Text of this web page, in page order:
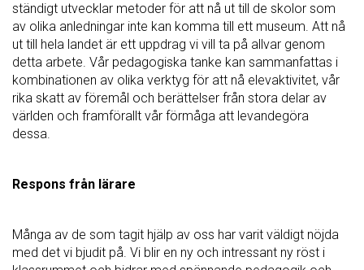
ständigt utvecklar metoder för att nå ut till de skolor som
av olika anledningar inte kan komma till ett museum. Att nå
ut till hela landet är ett uppdrag vi vill ta på allvar genom
detta arbete. Vår pedagogiska tanke kan sammanfattas i
kombinationen av olika verktyg för att nå elevaktivitet, vår
rika skatt av föremål och berättelser från stora delar av
världen och framförallt vår förmåga att levandegöra
dessa.
Respons från lärare
Många av de som tagit hjälp av oss har varit väldigt nöjda
med det vi bjudit på. Vi blir en ny och intressant ny röst i